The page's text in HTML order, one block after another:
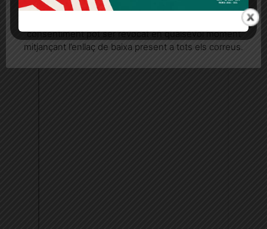
seu consentiment explícit per rebre comunicacions
consentiment pot ser revocat en qualsevol moment
mitjançant l’enllaç de baixa present a tots els correus.